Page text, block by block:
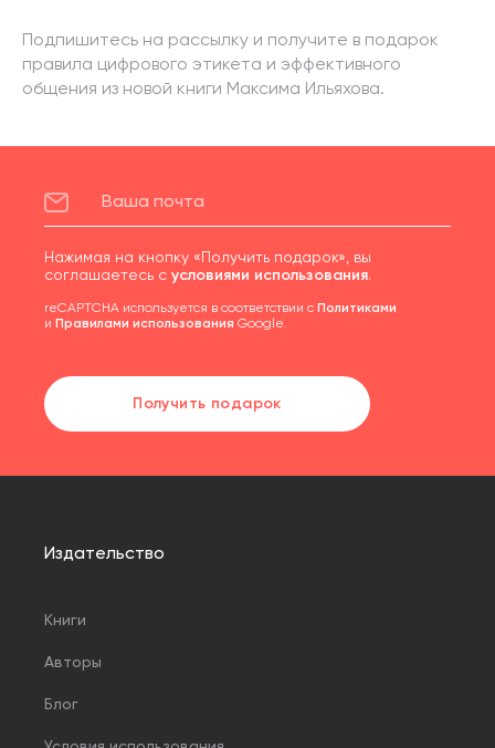
Подпишитесь на рассылку и получите в подарок
правила цифрового этикета и эффективного
общения из новой книги Максима Ильяхова.
Нажимая на кнопку «Получить подарок», вы
соглашаетесь с условиями использования.
reCAPTCHA используется в соответствии с Политиками
и Правилами использования Google.
Получить подарок
Издательство
Книги
Авторы
Блог